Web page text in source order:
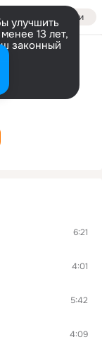
Войти
улучшить
13 лет,
законный
6:21
4:01
5:42
4:09